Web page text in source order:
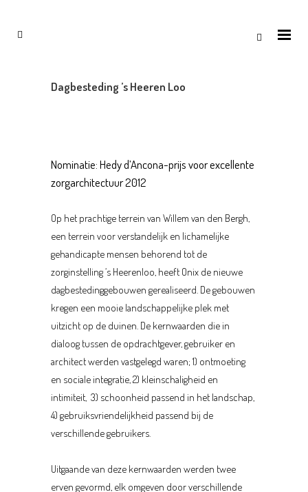
Dagbesteding ’s Heeren Loo
Nominatie:Hedy d’Ancona-prijs voor excellente
zorgarchitectuur 2012
Op het prachtige terrein van Willem van den Bergh,
een terrein voor verstandelijk en lichamelijke
gehandicapte mensen behorend tot de
zorginstelling ‘s Heerenloo, heeft Onix de nieuwe
dagbestedinggebouwen gerealiseerd. De gebouwen
kregen een mooie landschappelijke plek met
uitzicht op de duinen. De kernwaarden die in
dialoog tussen de opdrachtgever, gebruiker en
architect werden vastgelegd waren; 1) ontmoeting
en sociale integratie, 2) kleinschaligheid en
intimiteit, 3) schoonheid passend in het landschap,
4) gebruiksvriendelijkheid passend bij de
verschillende gebruikers.
Uitgaande van deze kernwaarden werden twee
erven gevormd, elk omgeven door verschillende